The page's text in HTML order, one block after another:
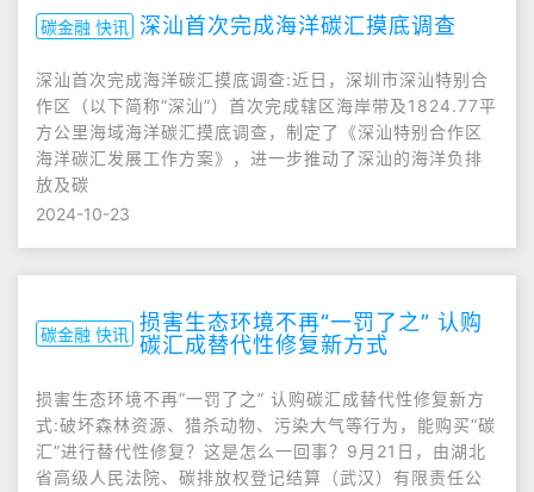
碳金融 快讯 深汕首次完成海洋碳汇摸底调查
深汕首次完成海洋碳汇摸底调查:近日，深圳市深汕特别合
作区（以下简称“深汕”）首次完成辖区海岸带及1824.77平
方公里海域海洋碳汇摸底调查，制定了《深汕特别合作区
海洋碳汇发展工作方案》，进一步推动了深汕的海洋负排
放及碳
2024-10-23
碳金融 快讯 损害生态环境不再“一罚了之” 认购
碳汇成替代性修复新方式
损害生态环境不再“一罚了之” 认购碳汇成替代性修复新方
式:破坏森林资源、猎杀动物、污染大气等行为，能购买“碳
汇”进行替代性修复？这是怎么一回事？9月21日，由湖北
省高级人民法院、碳排放权登记结算（武汉）有限责任公